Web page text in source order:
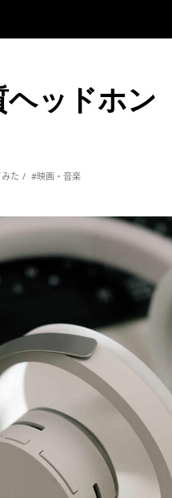
ッドホン
た #映画・音楽